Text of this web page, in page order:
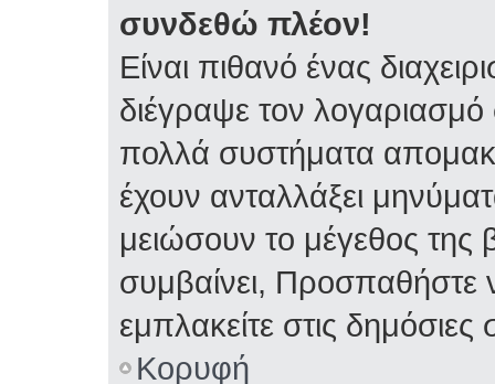
συνδεθώ πλέον!
Είναι πιθανό ένας
διέγραψε τον
πολλά συστήματα
έχουν ανταλλάξει
μειώσουν το μέγεθος
συμβαίνει, Προσπαθήστε
εμπλακείτε στις δημόσιες
Κορυφή